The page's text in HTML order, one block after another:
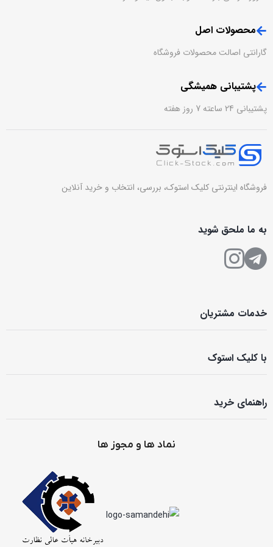
محصولات اصل
گارانتی اصالت محصولات فروشگاه
پشتیبانی همیشگی
پشتیبانی 24 ساعته 7 روز هفته
فروشگاه اینترنتی کلیک استوک، بررسی، انتخاب و خرید آنلاین
به ما ملحق شوید
خدمات مشتریان
با کلیک استوک
راهنمای خرید
نماد ها و مجوز ها